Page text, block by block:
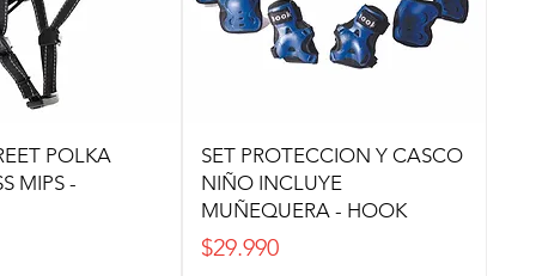
POLKA
MIPS -
SET PROTECCION Y CASCO
NIÑO INCLUYE
MUÑEQUERA - HOOK
Precio
$29.990